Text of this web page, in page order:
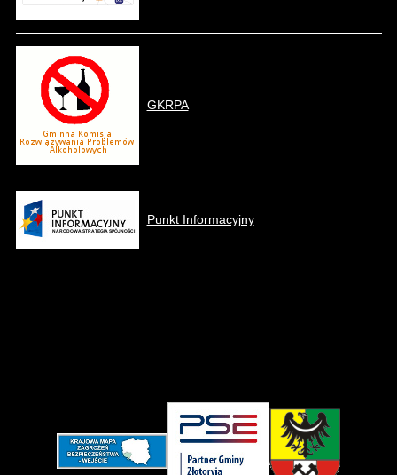
GKRPA
Punkt Informacyjny